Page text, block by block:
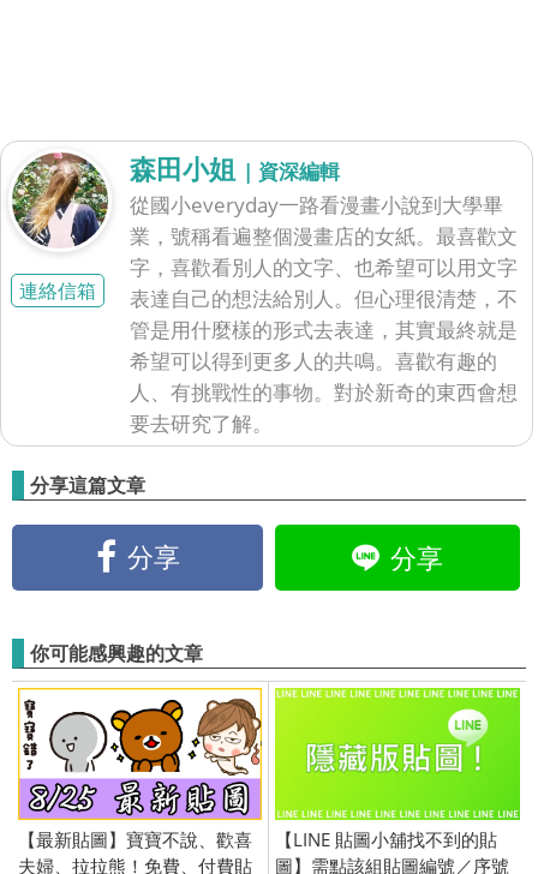
連絡信箱
森田小姐 | 資深編輯
從國小everyday一路看漫畫小說到大學畢
業，號稱看遍整個漫畫店的女紙。最喜歡文
字，喜歡看別人的文字、也希望可以用文字
表達自己的想法給別人。但心理很清楚，不
管是用什麼樣的形式去表達，其實最終就是
希望可以得到更多人的共鳴。喜歡有趣的
人、有挑戰性的事物。對於新奇的東西會想
要去研究了解。
分享這篇文章
分享 分享
你可能感興趣的文章
【最新貼圖】寶寶不說、歡喜
夫婦、拉拉熊！免費、付費貼
【LINE 貼圖小舖找不到的貼
圖】需點該組貼圖編號／序號